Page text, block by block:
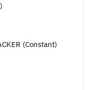
(Constant)